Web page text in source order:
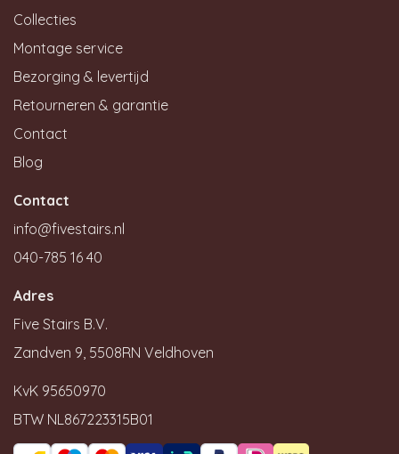
Collecties
Montage service
Bezorging & levertijd
Retourneren & garantie
Contact
Blog
Contact
info@fivestairs.nl
040-785 16 40
Adres
Five Stairs B.V.
Zandven 9, 5508RN Veldhoven
KvK 95650970
BTW NL867223315B01